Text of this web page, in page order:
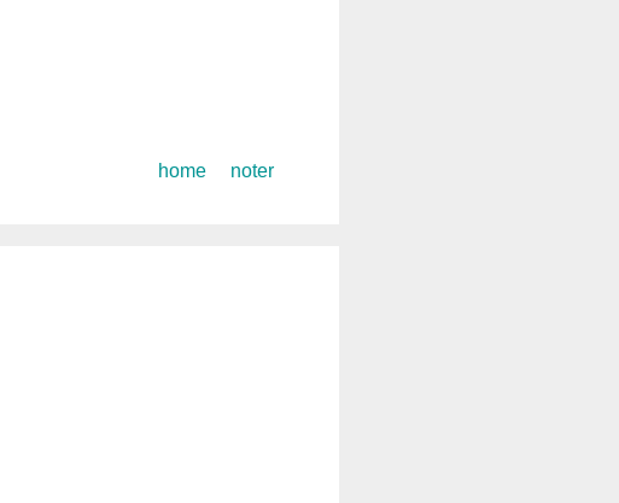
コ
home noter